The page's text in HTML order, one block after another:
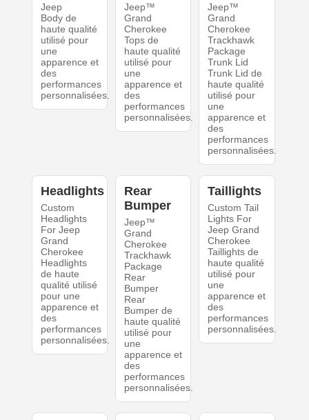
Jeep
Body de
haute qualité
utilisé pour
une
apparence et
des
performances
personnalisées.
Jeep™
Grand
Cherokee
Tops de
haute qualité
utilisé pour
une
apparence et
des
performances
personnalisées.
Jeep™
Grand
Cherokee
Trackhawk
Package
Trunk Lid
Trunk Lid de
haute qualité
utilisé pour
une
apparence et
des
performances
personnalisées.
Headlights
Custom
Headlights
For Jeep
Grand
Cherokee
Headlights
de haute
qualité utilisé
pour une
apparence et
des
performances
personnalisées.
Rear
Bumper
Jeep™
Grand
Cherokee
Trackhawk
Package
Rear
Bumper
Rear
Bumper de
haute qualité
utilisé pour
une
apparence et
des
performances
personnalisées.
Taillights
Custom Tail
Lights For
Jeep Grand
Cherokee
Taillights de
haute qualité
utilisé pour
une
apparence et
des
performances
personnalisées.